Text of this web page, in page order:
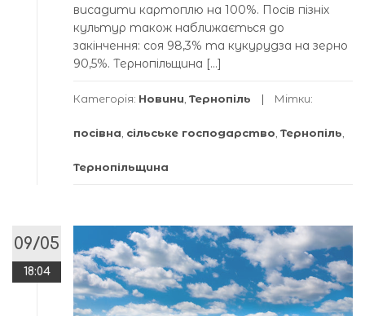
висадити картоплю на 100%. Посів пізніх
культур також наближається до
закінчення: соя 98,3% та кукурудза на зерно
90,5%. Тернопільщина […]
Категорія: Новини Тернопіль Мітки:
посівна сільське господарство Тернопіль
Тернопільщина
09/05
18:04